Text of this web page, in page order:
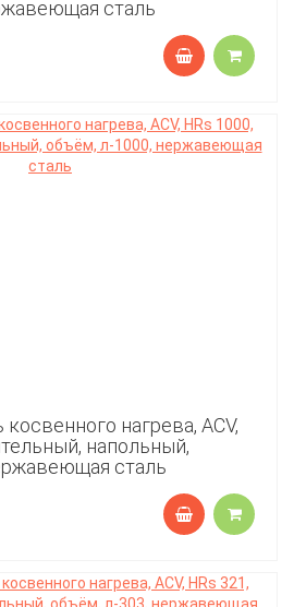
сталь
нагрева, ACV,
напольный,
сталь